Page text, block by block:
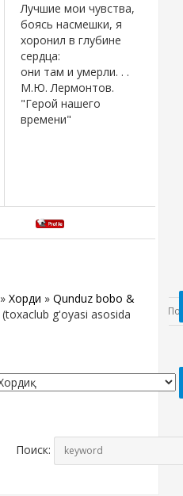
Лучшие мои чувства,
боясь насмешки, я
хоронил в глубине
сердца:
они там и умерли. . .
М.Ю. Лермонтов.
"Герой нашего
времени"
» Хордиқ » Qunduz bobo &
(toxaclub g'oyasi asosida
Поиск: